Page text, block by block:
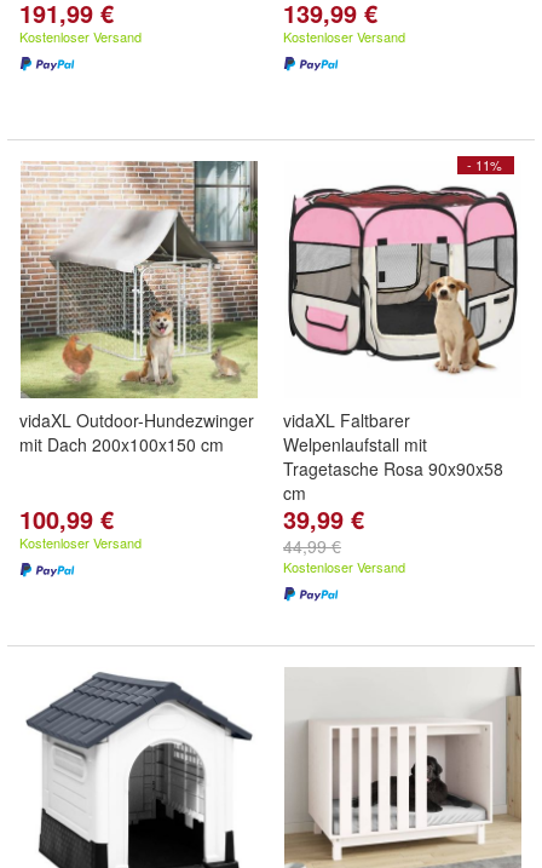
191,99 €
Kostenloser Versand
139,99 €
Kostenloser Versand
vidaXL Outdoor-Hundezwinger
mit Dach 200x100x150 cm
100,99 €
Kostenloser Versand
- 11%
vidaXL Faltbarer
Welpenlaufstall mit
Tragetasche Rosa 90x90x58
cm
39,99 €
44,99 €
Kostenloser Versand